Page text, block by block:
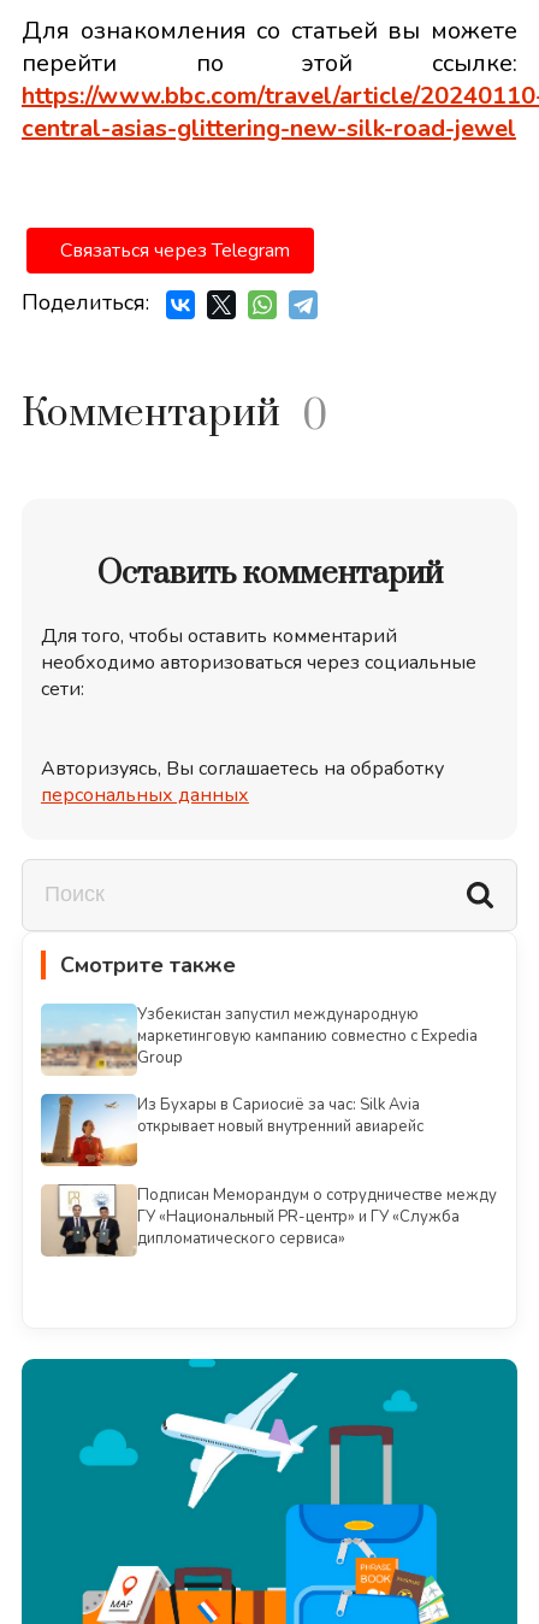
Для ознакомления со статьей вы можете
перейти по этой ссылке:
https://www.bbc.com/travel/article/
central-asias-glittering-new-silk-road-jewel
Связаться через Telegram
Поделиться:
Комментарий 0
Оставить комментарий
Для того, чтобы оставить комментарий
необходимо авторизоваться через социальные
сети:
Авторизуясь, Вы соглашаетесь на обработку
персональных данных
Смотрите также
Узбекистан запустил международную
маркетинговую кампанию совместно с Expedia
Group
Из Бухары в Сариосиё за час: Silk Avia
открывает новый внутренний авиарейс
Подписан Меморандум о сотрудничестве между
ГУ «Национальный PR-центр» и ГУ «Служба
дипломатического сервиса»